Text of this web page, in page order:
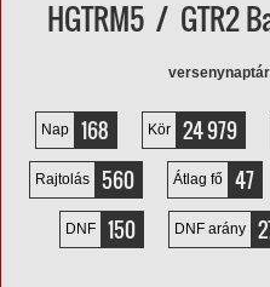
HGTRM5 / GTR2
versenynaptár
Nap 168 Kör 24 979
Rajtolás 560 Átlag fő 47
DNF 150 DNF arány